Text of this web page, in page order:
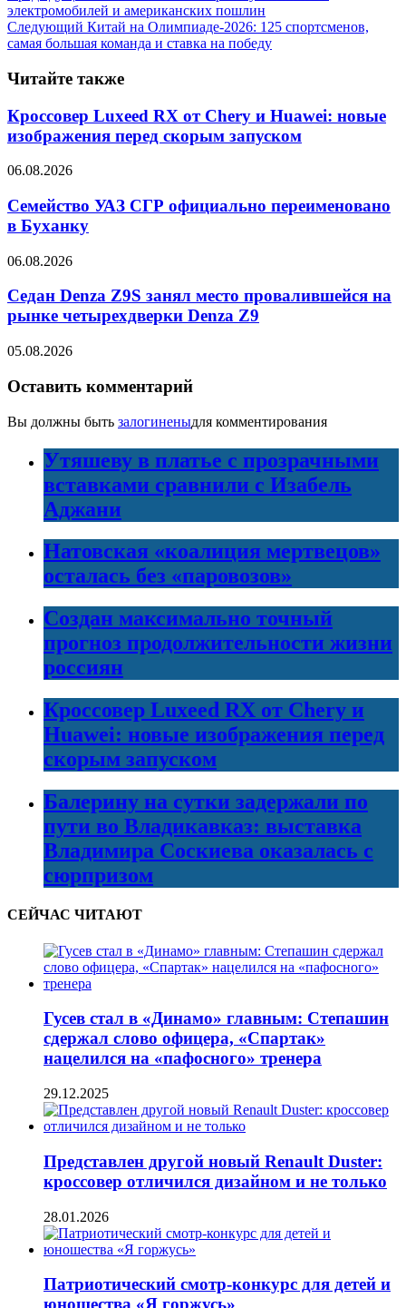
электромобилей и американских пошлин
Следующий Китай на Олимпиаде-2026: 125 спортсменов,
самая большая команда и ставка на победу
Читайте также
Кроссовер Luxeed RX от Chery и Huawei: новые
изображения перед скорым запуском
06.08.2026
Семейство УАЗ СГР официально переименовано
в Буханку
06.08.2026
Седан Denza Z9S занял место провалившейся на
рынке четырехдверки Denza Z9
05.08.2026
Оставить комментарий
Вы должны быть залогиненыдля комментирования
Утяшеву в платье с прозрачными
вставками сравнили с Изабель
Аджани
Натовская «коалиция мертвецов»
осталась без «паровозов»
Создан максимально точный
прогноз продолжительности жизни
россиян
Кроссовер Luxeed RX от Chery и
Huawei: новые изображения перед
скорым запуском
Балерину на сутки задержали по
пути во Владикавказ: выставка
Владимира Соскиева оказалась с
сюрпризом
СЕЙЧАС ЧИТАЮТ
Гусев стал в «Динамо» главным: Степашин
сдержал слово офицера, «Спартак»
нацелился на «пафосного» тренера
29.12.2025
Представлен другой новый Renault Duster:
кроссовер отличился дизайном и не только
28.01.2026
Патриотический смотр-конкурс для детей и
юношества «Я горжусь»